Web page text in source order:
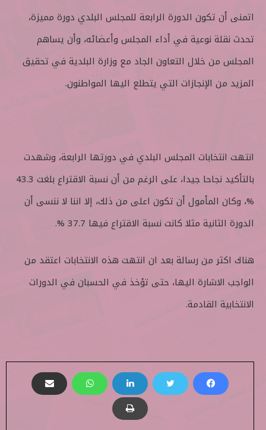
اتمنى أن تكون الدورة الرابعة للمجلس البلدي دورة مميزة،
تحدث نقلة نوعية في أداء المجلس وأعضائه، وأن يساهم
المجلس من خلال التعاون الجاد مع وزارة البلدية في تحقيق
المزيد من الإنجازات التي يتطلع اليها المواطنون.
انتهت انتخابات المجلس البلدي في دورتها الرابعة، وشهدت
بالتأكيد نجاحا جيدا، على الرغم من أن نسبة الاقتراع بلغت 43.3
%، وكان المأمول أن تكون اعلى من ذلك، إلا اننا لا ننسى أن
الدورة الثانية مثلا كانت نسبة الاقتراع فيها 37.7 %.
هناك اكثر من رسالة بعد ان انتهت هذه الانتخابات اعتقد من
الواجب الاشارة اليها، حتى تؤخذ في الحسبان في الدورات
الانتخابية القادمة.